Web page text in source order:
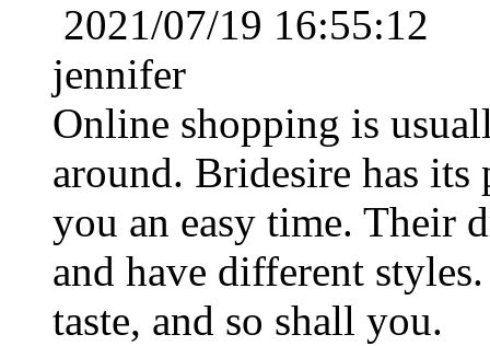
2021/07/19 16:55:12
jennifer
Online shopping is
around. Bridesire has
you an easy time. Their
and have different
taste, and so shall you.